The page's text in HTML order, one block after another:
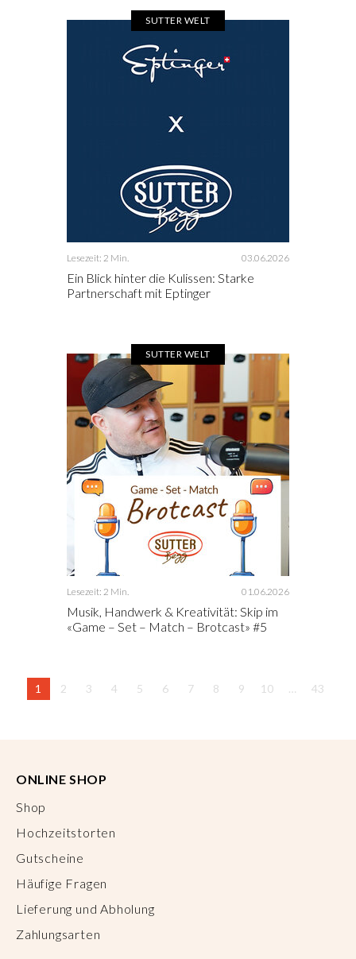
SUTTER WELT
Lesezeit: 2 Min. 03.06.2026
Ein Blick hinter die Kulissen: Starke
Partnerschaft mit Eptinger
SUTTER WELT
Lesezeit: 2 Min. 01.06.2026
Musik, Handwerk & Kreativität: Skip im
«Game – Set – Match – Brotcast» #5
1 2 3 4 5 6 7 8 9 10 … 43
ONLINE SHOP
Shop
Hochzeitstorten
Gutscheine
Häufige Fragen
Lieferung und Abholung
Zahlungsarten